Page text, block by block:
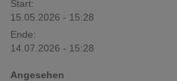
Start:
15.05.2026 - 15:28
Ende:
14.07.2026 - 15:28
Angesehen